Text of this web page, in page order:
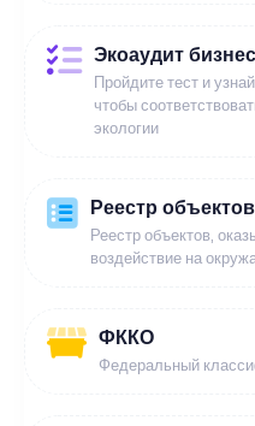
Экоаудит
Пройдите тест и
чтобы
экологии
Реестр
Реестр объектов,
воздействие на
ФККО
Федеральный